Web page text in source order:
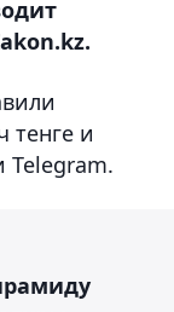
тенге и
Telegram.